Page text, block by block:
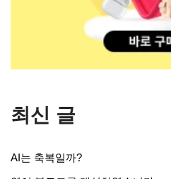
최신 글
AI는 축복일까?